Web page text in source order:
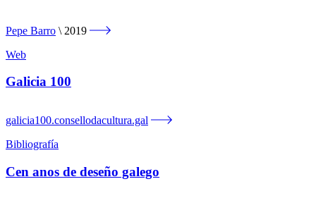
Pepe Barro
2019
Web
Galicia 100
galicia100.consellodacultura.gal
Bibliografía
Cen anos de deseño galego